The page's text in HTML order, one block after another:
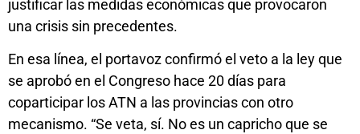
justificar las medidas económicas que provocaron
una crisis sin precedentes.
En esa línea, el portavoz confirmó el veto a la ley que
se aprobó en el Congreso hace 20 días para
coparticipar los ATN a las provincias con otro
mecanismo. “Se veta, sí. No es un capricho que se